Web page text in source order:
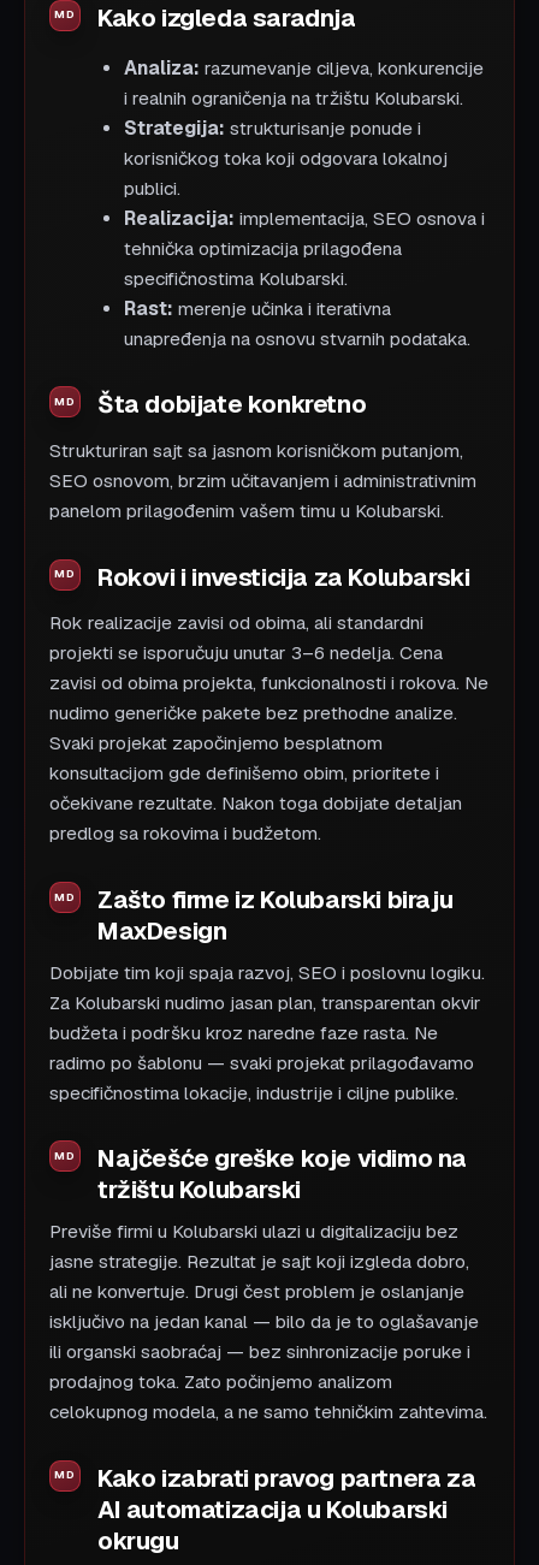
Kako izgleda saradnja
Analiza: razumevanje ciljeva, konkurencije
i realnih ograničenja na tržištu Kolubarski.
Strategija: strukturisanje ponude i
korisničkog toka koji odgovara lokalnoj
publici.
Realizacija: implementacija, SEO osnova i
tehnička optimizacija prilagođena
specifičnostima Kolubarski.
Rast: merenje učinka i iterativna
unapređenja na osnovu stvarnih podataka.
Šta dobijate konkretno
Strukturiran sajt sa jasnom korisničkom putanjom,
SEO osnovom, brzim učitavanjem i administrativnim
panelom prilagođenim vašem timu u Kolubarski.
Rokovi i investicija za Kolubarski
Rok realizacije zavisi od obima, ali standardni
projekti se isporučuju unutar 3–6 nedelja. Cena
zavisi od obima projekta, funkcionalnosti i rokova. Ne
nudimo generičke pakete bez prethodne analize.
Svaki projekat započinjemo besplatnom
konsultacijom gde definišemo obim, prioritete i
očekivane rezultate. Nakon toga dobijate detaljan
predlog sa rokovima i budžetom.
Zašto firme iz Kolubarski biraju
MaxDesign
Dobijate tim koji spaja razvoj, SEO i poslovnu logiku.
Za Kolubarski nudimo jasan plan, transparentan okvir
budžeta i podršku kroz naredne faze rasta. Ne
radimo po šablonu — svaki projekat prilagođavamo
specifičnostima lokacije, industrije i ciljne publike.
Najčešće greške koje vidimo na
tržištu Kolubarski
Previše firmi u Kolubarski ulazi u digitalizaciju bez
jasne strategije. Rezultat je sajt koji izgleda dobro,
ali ne konvertuje. Drugi čest problem je oslanjanje
isključivo na jedan kanal — bilo da je to oglašavanje
ili organski saobraćaj — bez sinhronizacije poruke i
prodajnog toka. Zato počinjemo analizom
celokupnog modela, a ne samo tehničkim zahtevima.
Kako izabrati pravog partnera za
AI automatizacija u Kolubarski
okrugu